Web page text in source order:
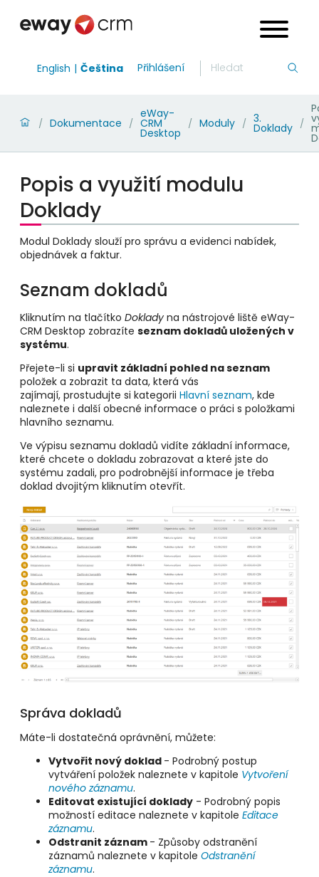
English Čeština Přihlášení
/ Dokumentace /
eWay-
CRM
Desktop
/ Moduly / 3.
Doklady /
Popis a využití modulu
Doklady
Modul Doklady slouží pro správu a evidenci nabídek,
objednávek a faktur.
Seznam dokladů
Kliknutím na tlačítko Doklady na nástrojové liště eWay-
CRM Desktop zobrazíte seznam dokladů uložených v
systému.
Přejete-li si upravit základní pohled na seznam
položek a zobrazit ta data, která vás
zajímají, prostudujte si kategorii Hlavní seznam, kde
naleznete i další obecné informace o práci s položkami
hlavního seznamu.
Ve výpisu seznamu dokladů vidíte základní informace,
které chcete o dokladu zobrazovat a které jste do
systému zadali, pro podrobnější informace je třeba
doklad dvojitým kliknutím otevřít.
Správa dokladů
Máte-li dostatečná oprávnění, můžete:
Vytvořit nový doklad - Podrobný postup
vytváření položek naleznete v kapitole Vytvoření
nového záznamu.
Editovat existující doklady - Podrobný popis
možností editace naleznete v kapitole Editace
záznamu.
Odstranit záznam - Způsoby odstranění
záznamů naleznete v kapitole Odstranění
záznamu.